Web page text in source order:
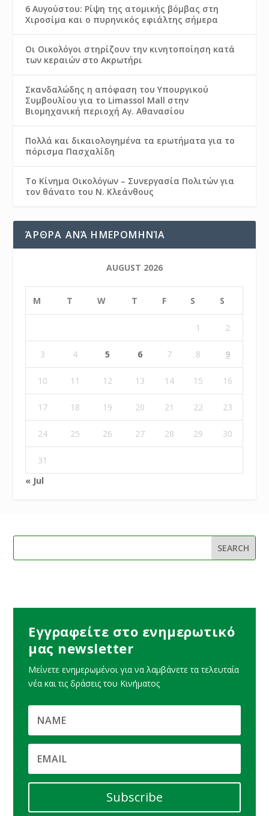
6 Αυγούστου: Ρίψη της ατομικής βόμβας στη
Χιροσίμα και ο πυρηνικός εφιάλτης σήμερα
Οι Οικολόγοι στηρίζουν την κινητοποίηση κατά
των κεραιών στο Ακρωτήρι
Σκανδαλώδης η απόφαση του Υπουργικού
Συμβουλίου για το Limassol Mall στην
Βιομηχανική περιοχή Αγ. Αθανασίου
Πολλά και δικαιολογημένα τα ερωτήματα για το
πόρισμα Πασχαλίδη
Το Κίνημα Οικολόγων – Συνεργασία Πολιτών για
τον θάνατο του Ν. Κλεάνθους
ΆΡΘΡΑ ΑΝΆ ΗΜΕΡΟΜΗΝΊΑ
AUGUST 2026
M T W T F S S
1 2
3 4 5 6 7 8 9
10 11 12 13 14 15 16
17 18 19 20 21 22 23
24 25 26 27 28 29 30
31
« Jul
Εγγραφείτε στο ενημερωτικό
μας newsletter
Μείνετε ενημερωμένοι για να λαμβάνετε τα τελευταία
νέα και τις δράσεις του Κινήματος
Subscribe